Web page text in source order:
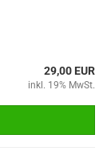
29,00 EUR
inkl. 19% MwSt.